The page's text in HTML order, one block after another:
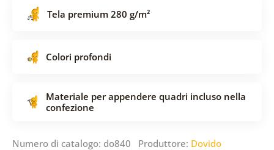
Tela premium 280 g/m²
Colori profondi
Materiale per appendere quadri incluso nella
confezione
Numero di catalogo: do840 Produttore: Dovido